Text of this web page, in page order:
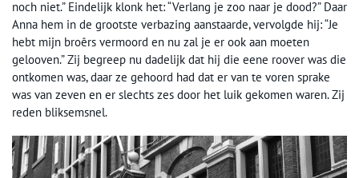
noch niet.” Eindelijk klonk het: “Verlang je zoo naar je dood?” Daar
Anna hem in de grootste verbazing aanstaarde, vervolgde hij: “Je
hebt mijn broêrs vermoord en nu zal je er ook aan moeten
gelooven.” Zij begreep nu dadelijk dat hij die eene roover was die
ontkomen was, daar ze gehoord had dat er van te voren sprake
was van zeven en er slechts zes door het luik gekomen waren. Zij
reden bliksemsnel.